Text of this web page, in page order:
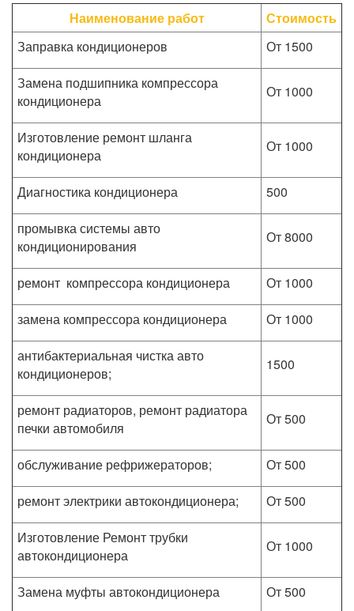
Наименование работ
Стоимость
Заправка кондиционеров
От 1500
Замена подшипника компрессора
кондиционера
От 1000
Изготовление ремонт шланга
кондиционера
От 1000
Диагностика кондиционера
500
промывка системы авто
кондиционирования
От 8000
ремонт компрессора кондиционера
От 1000
замена компрессора кондиционера
От 1000
антибактериальная чистка авто
кондиционеров;
1500
ремонт радиаторов, ремонт радиатора
печки автомобиля
От 500
обслуживание рефрижераторов;
От 500
ремонт электрики автокондиционера;
От 500
Изготовление Ремонт трубки
автокондиционера
От 1000
Замена муфты автокондиционера
От 500